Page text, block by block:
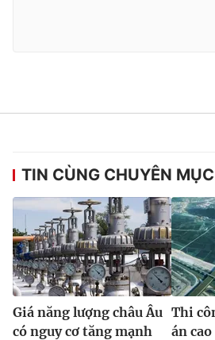
® Cấm sao chép dưới mọi hình thức
thuận bằng văn bản. Ghi rõ nguồn
thông tin từ website này.
TIN CÙNG CHUYÊN MỤC
Giá năng lượng châu Âu
có nguy cơ tăng mạnh
Thi
án